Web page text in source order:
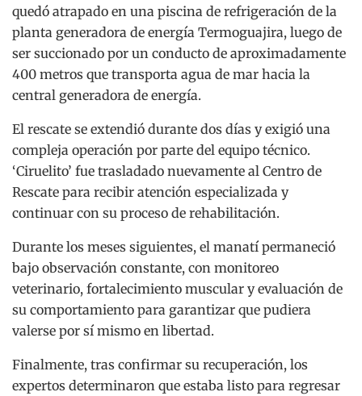
quedó atrapado en una piscina de refrigeración de la
planta generadora de energía Termoguajira, luego de
ser succionado por un conducto de aproximadamente
400 metros que transporta agua de mar hacia la
central generadora de energía.
El rescate se extendió durante dos días y exigió una
compleja operación por parte del equipo técnico.
‘Ciruelito’ fue trasladado nuevamente al Centro de
Rescate para recibir atención especializada y
continuar con su proceso de rehabilitación.
Durante los meses siguientes, el manatí permaneció
bajo observación constante, con monitoreo
veterinario, fortalecimiento muscular y evaluación de
su comportamiento para garantizar que pudiera
valerse por sí mismo en libertad.
Finalmente, tras confirmar su recuperación, los
expertos determinaron que estaba listo para regresar